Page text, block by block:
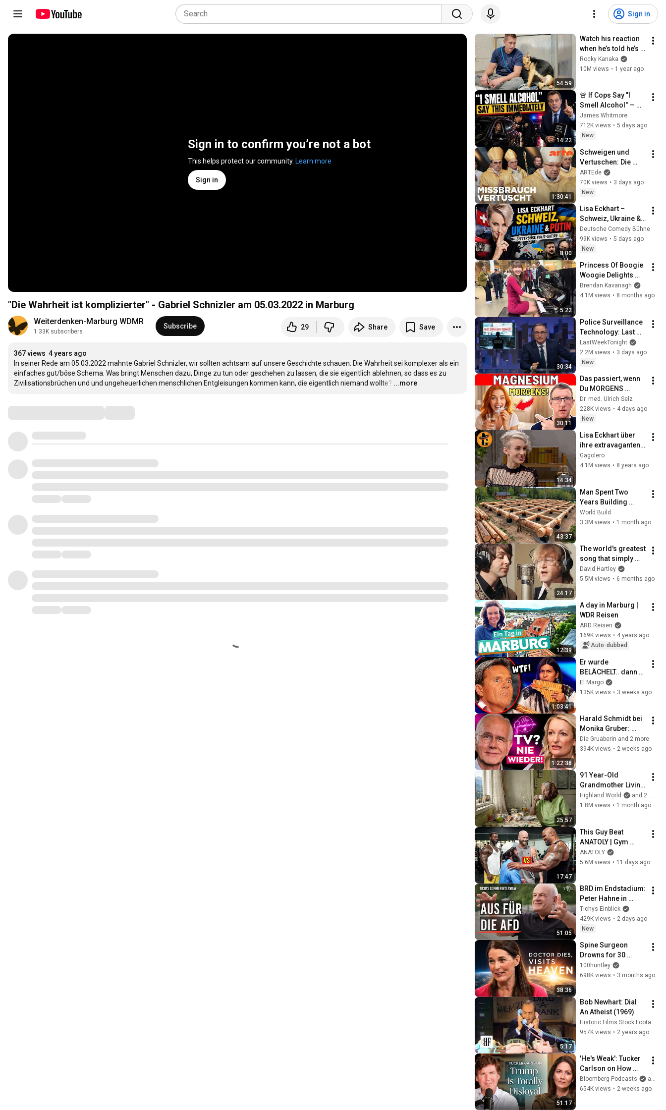
Sign in
Sign in to confirm you’re not a bot
This helps protect our community. Learn more
Sign in
"Die Wahrheit ist komplizierter" - Gabriel Schnizler am 05.03.2022 in Marburg
Weiterdenken-Marburg WDMR
1.33K subscribers
Subscribe 29 Share Save
367 views 4 years ago
In seiner Rede am 05.03.2022 mahnte Gabriel Schnizler, wir sollten achtsam auf unsere Geschichte schauen. Die Wahrheit sei komplexer als ein
einfaches gut/böse Schema. Was bringt Menschen dazu, Dinge zu tun oder geschehen zu lassen, die sie eigentlich ablehnen, so dass es zu
Zivilisationsbrüchen und und ungeheuerlichen menschlichen Entgleisungen kommen kann, die eigentlich niemand wollte? …
...more
54:59
Watch his reaction
when he’s told he’s a
GOOD BOY for the
first time 🥹
Rocky Kanaka
10M views • 1 year ago
14:22
🚨 If Cops Say "I
Smell Alcohol" —
Say THIS
Immediately (It's a
Trap)
James Whitmore
712K views • 5 days ago
New
1:30:41
Schweigen und
Vertuschen: Die
Todsünden der
katholischen Kirche
| Doku HD Reupload
ARTEde
70K views • 3 days ago
New
8:00
Lisa Eckhart –
Schweiz, Ukraine &
Putin | Bitterböse
Polit Satire 😂
Deutsche Comedy Bühne
99K views • 5 days ago
New
5:22
Princess Of Boogie
Woogie Delights
Everyone
Brendan Kavanagh
4.1M views • 8 months ago
30:34
Police Surveillance
Technology: Last
Week Tonight with
John Oliver (HBO)
LastWeekTonight
2.2M views • 3 days ago
New
30:11
Das passiert, wenn
Du MORGENS
Magnesium
nimmst!
Dr. med. Ulrich Selz
228K views • 4 days ago
New
14:34
Lisa Eckhart über
ihre extravaganten
Outfits | Willkommen
Österreich
Gagolero
4.1M views • 8 years ago
43:37
Man Spent Two
Years Building
HUGE Wooden
House for his
@bjornbrenton
World Build
3.3M views • 1 month ago
24:17
The world's greatest
song that simply
shouldn't exist
David Hartley
5.5M views • 6 months ago
12:39
A day in Marburg |
WDR Reisen
ARD Reisen
169K views • 4 years ago
Auto-dubbed
1:03:41
Er wurde
BELÄCHELT.. dann
spielte er
PANFLÖTE! 😲
El Margo
135K views • 3 weeks ago
1:22:38
Harald Schmidt bei
Monika Gruber:
Warum er nie mehr
ins Fernsehen
Die Gruaberin and 2 more
394K views • 2 weeks ago
25:57
91 Year-Old
Grandmother Living
Alone In A Mountain
Village Forgotten By
Highland World
and 2 more
1.8M views • 1 month ago
17:47
This Guy Beat
ANATOLY | Gym
CHALLENGE Went
Wrong
ANATOLY
5.6M views • 11 days ago
51:05
BRD im Endstadium:
Peter Hahne in
Tichys
Sommerinterview
Tichys Einblick
429K views • 2 days ago
New
38:36
Spine Surgeon
Drowns for 30
Minutes —Comes
Back With a List
100huntley
698K views • 3 months ago
5:17
Bob Newhart: Dial
An Atheist (1969)
957K views • 2 years ago
51:17
'He's Weak': Tucker
Carlson on How
Trump Failed
America | The
Bloomberg Podcasts
and Bloomberg Television
654K views • 2 weeks ago